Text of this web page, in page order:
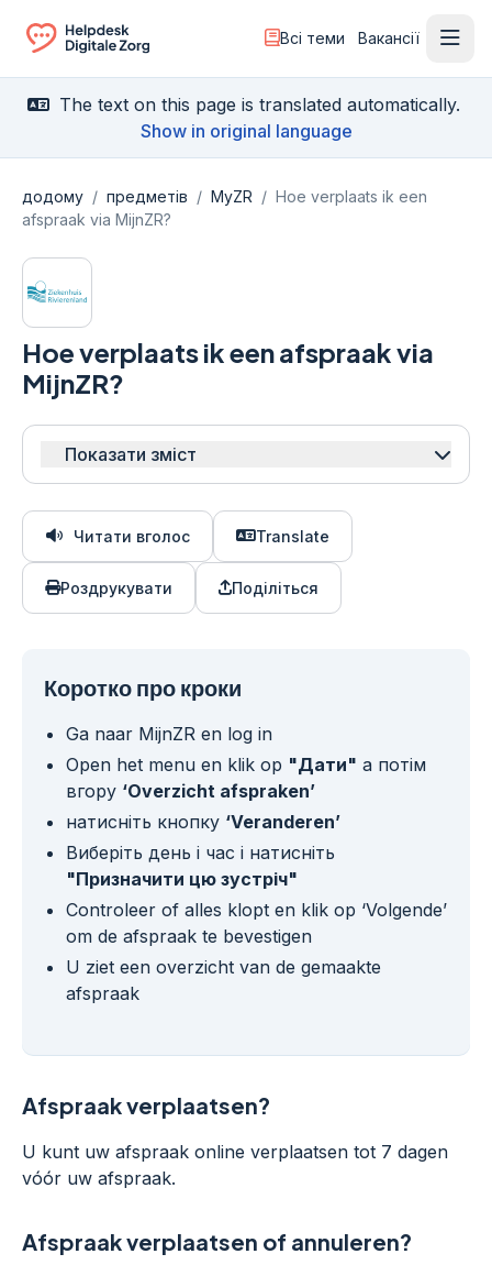
Ga naar de homepagina
Всі теми Вакансії
The text on this page is translated automatically.
Show in original language
додому / предметів / MyZR / Hoe verplaats ik een
afspraak via MijnZR?
Hoe verplaats ik een afspraak via
MijnZR?
Показати зміст
Читати вголос Translate
Роздрукувати Поділіться
Коротко про кроки
Ga naar MijnZR en log in
Open het menu en klik op "Дати" а потім
вгору ‘Overzicht afspraken’
натисніть кнопку ‘Veranderen’
Виберіть день і час і натисніть
"Призначити цю зустріч"
Controleer of alles klopt en klik op ‘Volgende’
om de afspraak te bevestigen
U ziet een overzicht van de gemaakte
afspraak
Afspraak verplaatsen?
U kunt uw afspraak online verplaatsen tot 7 dagen
vóór uw afspraak.
Afspraak verplaatsen of annuleren?